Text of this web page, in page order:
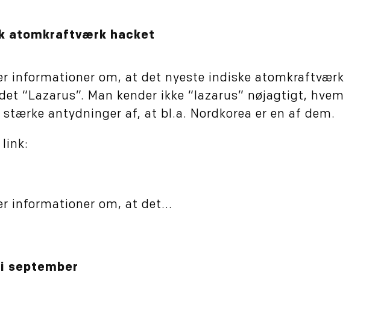
atomkraftværk hacket
informationer om, at det nyeste indiske atomkraftværk
“Lazarus”. Man kender ikke “lazarus” nøjagtigt, hvem
stærke antydninger af, at bl.a. Nordkorea er en af dem.
informationer om, at det...
september